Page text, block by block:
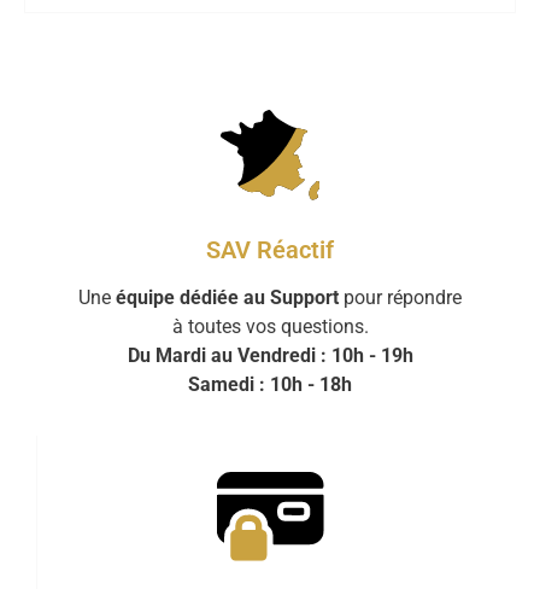
SAV Réactif
Une équipe dédiée au Support pour répondre
à toutes vos questions.
Du Mardi au Vendredi : 10h - 19h
Samedi : 10h - 18h